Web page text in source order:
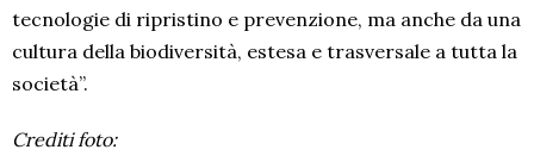
tecnologie di ripristino e prevenzione, ma anche da una
cultura della biodiversità, estesa e trasversale a tutta la
società”.
Crediti foto: